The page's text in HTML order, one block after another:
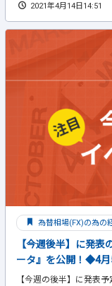
2021年4月14日14:51
為替相場(FX)の為の
【今週後半】に発
ータ』を公開！◆4
【今週の後半】に発表